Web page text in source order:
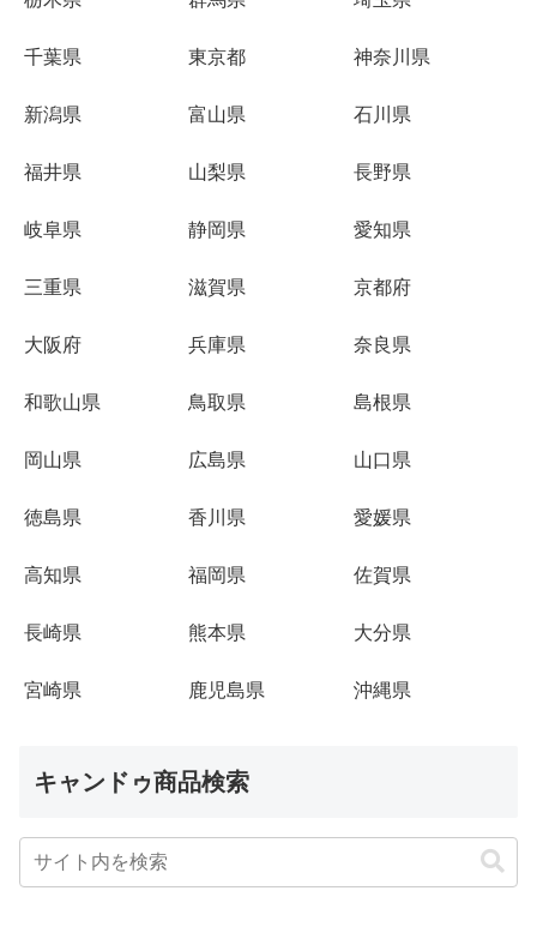
千葉県 東京都 神奈川県
新潟県 富山県 石川県
福井県 山梨県 長野県
岐阜県 静岡県 愛知県
三重県 滋賀県 京都府
大阪府 兵庫県 奈良県
和歌山県 鳥取県 島根県
岡山県 広島県 山口県
徳島県 香川県 愛媛県
高知県 福岡県 佐賀県
長崎県 熊本県 大分県
宮崎県 鹿児島県 沖縄県
キャンドゥ商品検索